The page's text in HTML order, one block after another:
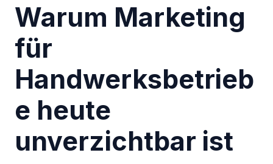
Warum Marketing
für
Handwerksbetrieb
e heute
unverzichtbar ist